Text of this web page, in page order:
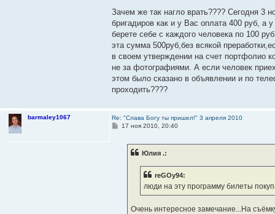
Зачем же так нагло врать???? Сегодня 3
бригадиров как и у Вас оплата 400 руб, а
берете себе с каждого человека по 100
эта сумма 500руб,без всякой
в своем утверждении на счет портфолио
не за фотографиями. А если человек
этом было сказано в объявлении и по
проходить????
barmaley1067
Re: "Слава Богу ты пришел!" 3 апреля 2010
С17 ноя 2010, 20:40
Юлия .:
reGOy94:
люди на эту программу билеты
Очень интересное замечание...На